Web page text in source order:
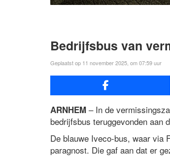
Bedrijfsbus van
Geplaatst op 11 november 2025, om 07:59 uur
ARNHEM – In de
bedrijfsbus teruggevonden aan
De blauwe Iveco-bus, waar via
paragnost. Die gaf aan dat er